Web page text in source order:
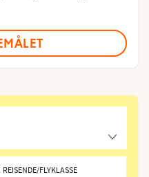
REISENDE/FLYKLASSE